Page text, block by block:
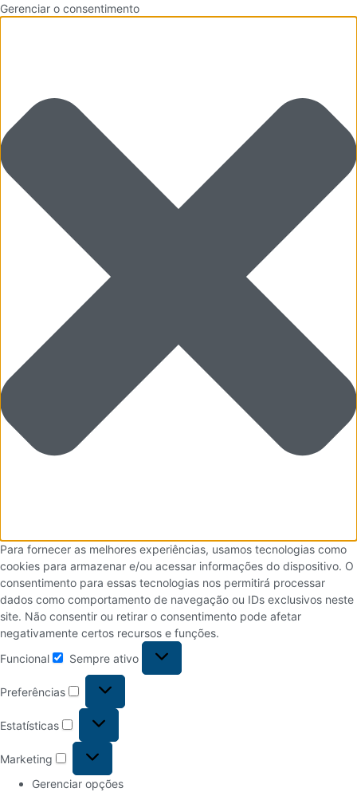
Gerenciar o consentimento
Para fornecer as melhores experiências, usamos tecnologias como
cookies para armazenar e/ou acessar informações do dispositivo. O
consentimento para essas tecnologias nos permitirá processar
dados como comportamento de navegação ou IDs exclusivos neste
site. Não consentir ou retirar o consentimento pode afetar
negativamente certos recursos e funções.
Funcional
Sempre ativo
Preferências
Estatísticas
Marketing
Gerenciar opções